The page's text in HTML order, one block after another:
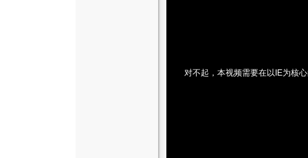
对不起，本视频需要在以IE为核